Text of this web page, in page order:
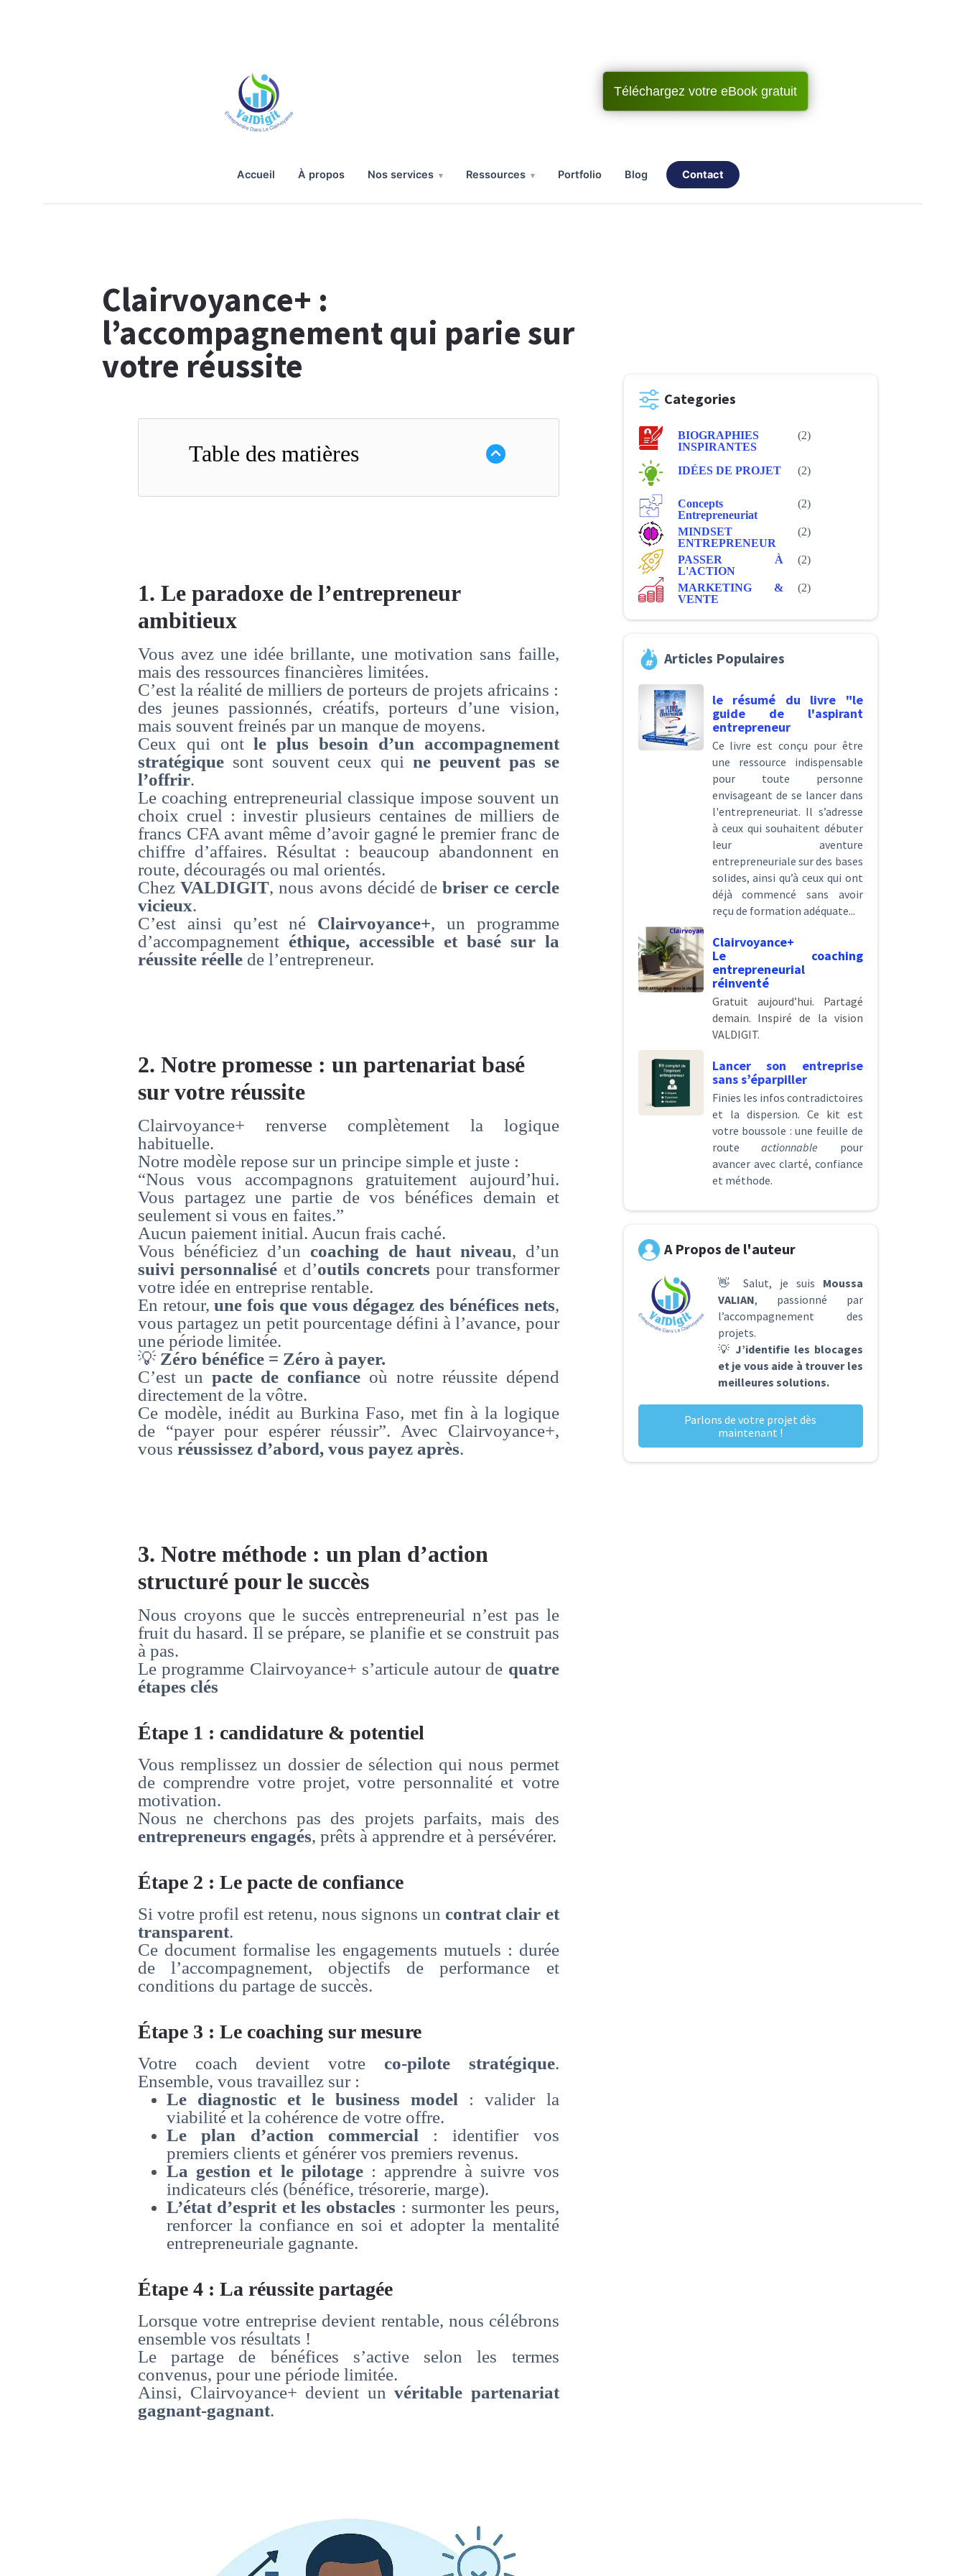
Téléchargez votre eBook gratuit
accueil à propos nos services ressources portfolio blog contact
Clairvoyance+ :
l’accompagnement qui parie sur
votre réussite
Table des matières
1. Le paradoxe de l’entrepreneur
ambitieux
Vous avez une idée brillante, une motivation sans faille,
mais des ressources financières limitées.
C’est la réalité de milliers de porteurs de projets africains :
des jeunes passionnés, créatifs, porteurs d’une vision,
mais souvent freinés par un manque de moyens.
Ceux qui ontle plus besoin d’un accompagnement
stratégique sont souvent ceux quine peuvent pas se
l’offrir.
Le coaching entrepreneurial classique impose souvent un
choix cruel : investir plusieurs centaines de milliers de
francs CFA avant même d’avoir gagné le premier franc de
chiffre d’affaires. Résultat : beaucoup abandonnent en
route, découragés ou mal orientés.
ChezVALDIGIT, nous avons décidé debriser ce cercle
vicieux.
C’est ainsi qu’est né Clairvoyance+, un programme
d’accompagnement éthique, accessible et basé sur la
réussite réelle de l’entrepreneur.
2. Notre promesse : un partenariat basé
sur votre réussite
Clairvoyance+ renverse complètement la logique
habituelle.
Notre modèle repose sur un principe simple et juste :
“Nous vous accompagnons gratuitement aujourd’hui.
Vous partagez une partie de vos bénéfices demain et
seulement si vous en faites.”
Aucun paiement initial. Aucun frais caché.
Vous bénéficiez d’un coaching de haut niveau, d’un
suivi personnalisé et d’outils concrets pour transformer
votre idée en entreprise rentable.
En retour,une fois que vous dégagez des bénéfices nets,
vous partagez un petit pourcentage défini à l’avance, pour
une période limitée.
💡 Zéro bénéfice = Zéro à payer.
C’est un pacte de confiance où notre réussite dépend
directement de la vôtre.
Ce modèle, inédit au Burkina Faso, met fin à la logique
de “payer pour espérer réussir”. Avec Clairvoyance+,
vous réussissez d’abord, vous payez après.
3. Notre méthode : un plan d’action
structuré pour le succès
Nous croyons que le succès entrepreneurial n’est pas le
fruit du hasard. Il se prépare, se planifie et se construit pas
à pas.
Le programme Clairvoyance+ s’articule autour de quatre
étapes clés
Étape 1 : candidature & potentiel
Vous remplissez un dossier de sélection qui nous permet
de comprendre votre projet, votre personnalité et votre
motivation.
Nous ne cherchons pas des projets parfaits, mais des
entrepreneurs engagés, prêts à apprendre et à persévérer.
Étape 2 : Le pacte de confiance
Si votre profil est retenu, nous signons un contrat clair et
transparent.
Ce document formalise les engagements mutuels : durée
de l’accompagnement, objectifs de performance et
conditions du partage de succès.
Étape 3 : Le coaching sur mesure
Votre coach devient votre co-pilote stratégique.
Ensemble, vous travaillez sur :
Le diagnostic et le business model : valider la
viabilité et la cohérence de votre offre.
Le plan d’action commercial : identifier vos
premiers clients et générer vos premiers revenus.
La gestion et le pilotage: apprendre à suivre vos
indicateurs clés (bénéfice, trésorerie, marge).
L’état d’esprit et les obstacles : surmonter les peurs,
renforcer la confiance en soi et adopter la mentalité
entrepreneuriale gagnante.
Étape 4 : La réussite partagée
Lorsque votre entreprise devient rentable, nous célébrons
ensemble vos résultats !
Le partage de bénéfices s’active selon les termes
convenus, pour une période limitée.
Ainsi, Clairvoyance+ devient un véritable partenariat
gagnant-gagnant.
Categories
BIOGRAPHIES
INSPIRANTES
(2)
IDÉES DE PROJET (2)
Concepts
Entrepreneuriat
(2)
MINDSET
ENTREPRENEUR
(2)
PASSER À
L'ACTION
(2)
MARKETING &
VENTE
(2)
Articles Populaires
le résumé du livre "le
guide de l'aspirant
entrepreneur
Ce livre est conçu pour être
une ressource indispensable
pour toute personne
envisageant de se lancer dans
l'entrepreneuriat. Il s’adresse
à ceux qui souhaitent débuter
leur aventure
entrepreneuriale sur des bases
solides, ainsi qu’à ceux qui ont
déjà commencé sans avoir
reçu de formation adéquate...
Clairvoyance+
Le coaching
entrepreneurial
réinventé
Gratuit aujourd’hui. Partagé
demain. Inspiré de la vision
VALDIGIT.
Lancer son entreprise
sans s’éparpiller
Finies les infos contradictoires
et la dispersion. Ce kit est
votre boussole : une feuille de
routeactionnable pour
avancer avec clarté, confiance
et méthode.
A Propos de l'auteur
👋 Salut, je suis Moussa
VALIAN, passionné par
l’accompagnement des
projets.
💡 J’identifie les blocages
et je vous aide à trouver les
meilleures solutions.
Parlons de votre projet dès
maintenant !